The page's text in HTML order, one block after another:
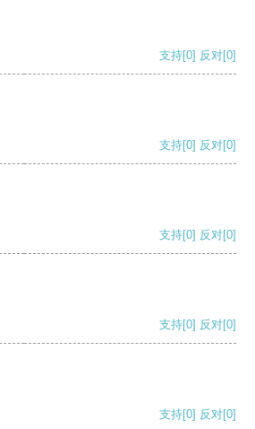
支持[0] 反对[0]
支持[0] 反对[0]
支持[0] 反对[0]
支持[0] 反对[0]
支持[0] 反对[0]